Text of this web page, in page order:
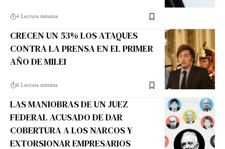
4 Lectura mínima
CRECEN UN 53% LOS ATAQUES
CONTRA LA PRENSA EN EL PRIMER
AÑO DE MILEI
8 Lectura mínima
LAS MANIOBRAS DE UN JUEZ
FEDERAL ACUSADO DE DAR
COBERTURA A LOS NARCOS Y
EXTORSIONAR EMPRESARIOS